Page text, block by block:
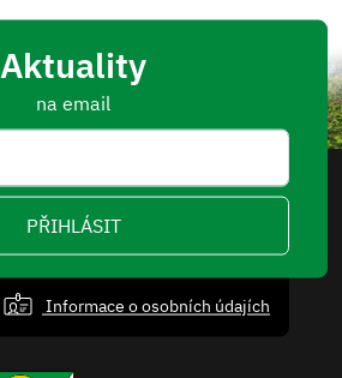
Aktuality
na email
PŘIHLÁSIT
Informace o osobních údajích